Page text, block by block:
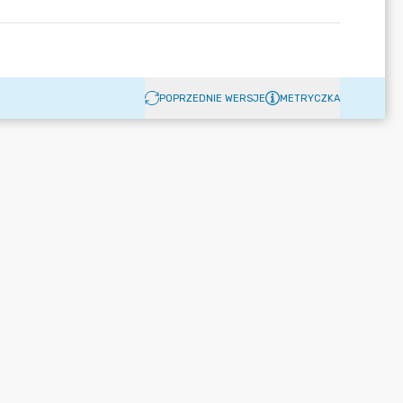
POPRZEDNIE WERSJE METRYCZKA